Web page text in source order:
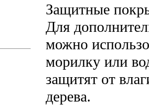
Защитные
Для
можно
морилку или
защитят от
дерева.